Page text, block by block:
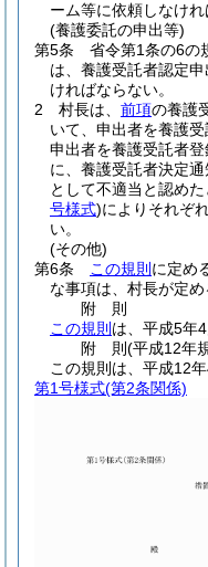
ーム等に依頼しなけれ
(養護委託の申出等)
第5条
省令第1条の6の
は、養護受託者認定
ければならない。
2
村長は、 前項の養護
いて、申出者を養護
申出者を養護受託者登
に、養護受託者決定
として不適当と認め
号様式)によりそれぞ
い。
(その他)
第6条
この規則 に定め
な事項は、村長が定め
附 則
この規則 は、平成5年
附 則(平成12年
この規則は、平成12
第1号様式(第2条関係)